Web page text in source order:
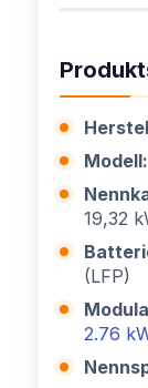
Modell:
19,32
(LFP)
2.76